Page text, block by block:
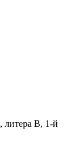
литера В, 1-й